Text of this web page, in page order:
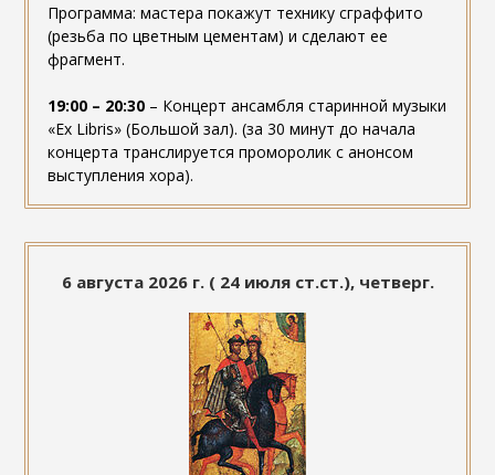
Программа: мастера покажут технику сграффито
(резьба по цветным цементам) и сделают ее
фрагмент.
19:00 – 20:30– Концерт ансамбля старинной музыки
«Ex Libris» (Большой зал). (за 30 минут до начала
концерта транслируется проморолик с анонсом
выступления хора).
6 августа 2026 г. ( 24 июля ст.ст.), четверг.